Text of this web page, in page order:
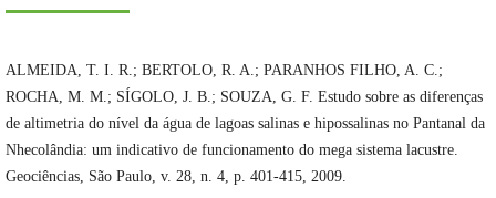
ALMEIDA, T. I. R.; BERTOLO, R. A.; PARANHOS FILHO, A. C.;
ROCHA, M. M.; SÍGOLO, J. B.; SOUZA, G. F. Estudo sobre as diferenças
de altimetria do nível da água de lagoas salinas e hipossalinas no Pantanal da
Nhecolândia: um indicativo de funcionamento do mega sistema lacustre.
Geociências, São Paulo, v. 28, n. 4, p. 401-415, 2009.